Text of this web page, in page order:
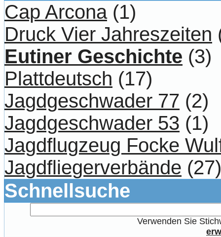
Cap Arcona(1)
Druck Vier Jahreszeiten
Eutiner Geschichte (3)
Plattdeutsch (17)
Jagdgeschwader 77 (2)
Jagdgeschwader 53 (1)
Jagdflugzeug Focke
Jagdfliegerverbände (27)
Schnellsuche
Verwenden Sie